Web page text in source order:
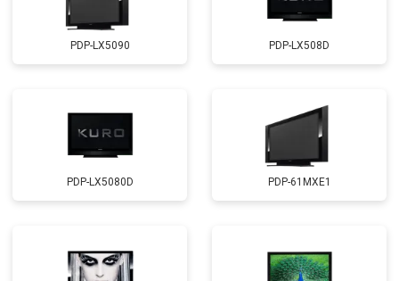
PDP-LX5090 PDP-LX508D
PDP-LX5080D PDP-61MXE1